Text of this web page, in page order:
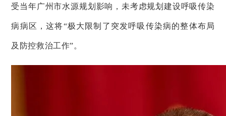
受当年广州市水源规划影响，未考虑规划建设呼吸传染
病病区，这将“极大限制了突发呼吸传染病的整体布局
及防控救治工作”。